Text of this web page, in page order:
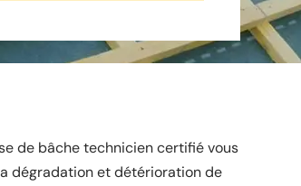
de bâche technicien certifié vous
dégradation et détérioration de